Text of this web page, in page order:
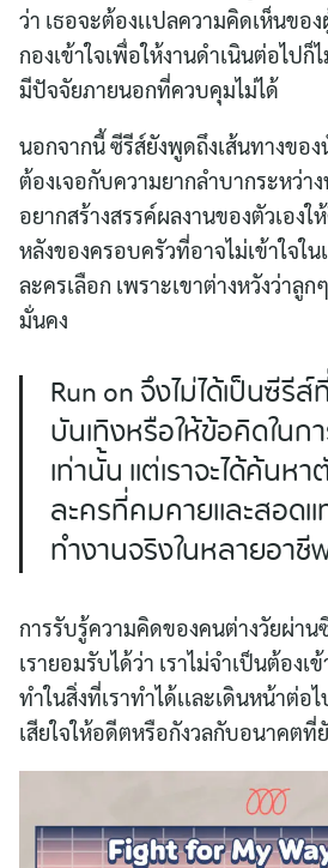
ว่า เธอจะต้องเเปลความคิดเห็นขอ
กองเข้าใจเพื่อให้งานดำเนินต่อไปก็ไ
มีปัจจัยภายนอกที่ควบคุมไม่ได้
นอกจากนี้ ซีรีส์ยังพูดถึงเส้นทางขอ
ต้องเจอกับความยากลำบากระหว่า
อยากสร้างสรรค์ผลงานของตัวเองใ
หลังของครอบครัวที่อาจไม่เข้าใจใน
ละครเลือก เพราะเขาต่างหวังว่าลูก
มั่นคง
Run on จึงไม่ได้เป็นซีรีส์
บันเทิงหรือให้ข้อคิดในก
เท่านั้น เเต่เราจะได้ค้นห
ละครที่คมคายเเละสอด
ทำงานจริงในหลายอาชี
การรับรู้ความคิดของคนต่างวัยผ่าน
เรายอมรับได้ว่า เราไม่จำเป็นต้องเ
ทำในสิ่งที่เราทำได้เเละเดินหน้าต่อ
เสียใจให้อดีตหรือกังวลกับอนาคตที่